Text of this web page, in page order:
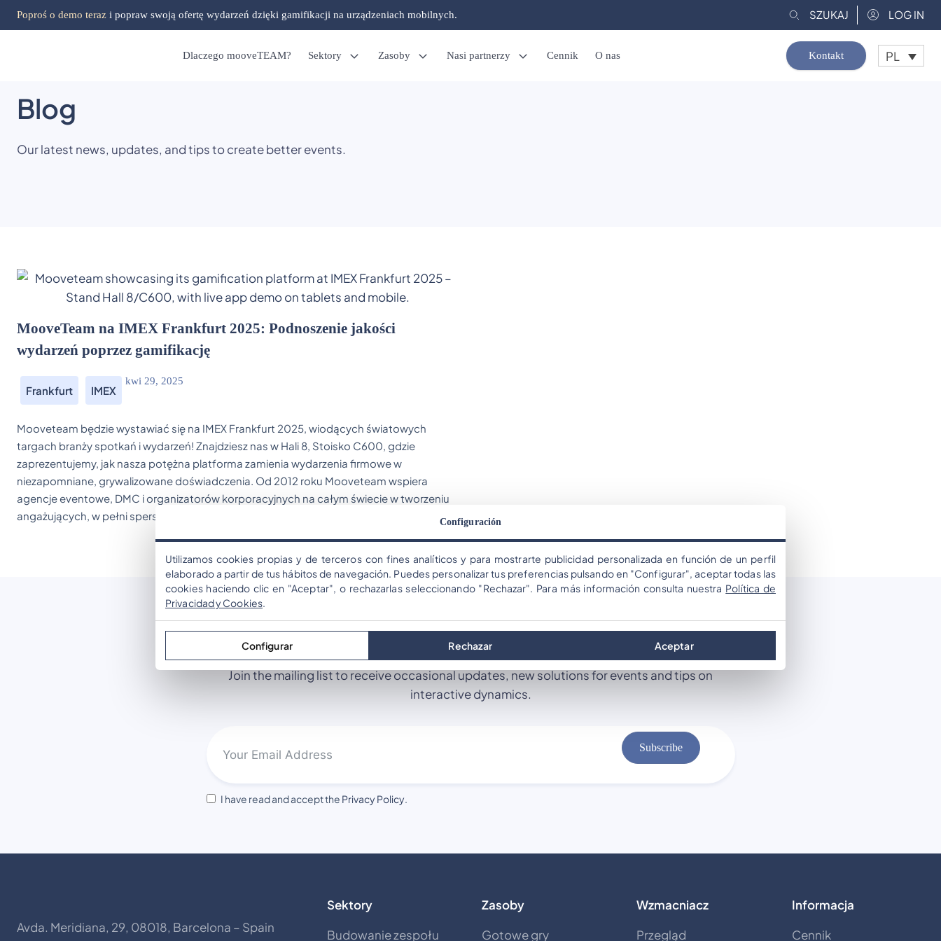
Poproś o demo teraz i popraw swoją ofertę wydarzeń dzięki gamifikacji na urządzeniach mobilnych. SZUKAJ LOG IN
Dlaczego mooveTEAM? Sektory Zasoby Nasi partnerzy Cennik O nas Kontakt PL
Blog
Our latest news, updates, and tips to create better events.
MooveTeam na IMEX Frankfurt 2025: Podnoszenie jakości
wydarzeń poprzez gamifikację
Frankfurt IMEX
kwi 29, 2025
Mooveteam będzie wystawiać się na IMEX Frankfurt 2025, wiodących światowych
targach branży spotkań i wydarzeń! Znajdziesz nas w Hali 8, Stoisko C600, gdzie
zaprezentujemy, jak nasza potężna platforma zamienia wydarzenia firmowe w
niezapomniane, grywalizowane doświadczenia. Od 2012 roku Mooveteam wspiera
agencje eventowe, DMC i organizatorów korporacyjnych na całym świecie w tworzeniu
angażujących, w pełni spersonalizowanych […]
Subscribeour newsletter
Join the mailing list to receive occasional updates, new solutions for events and tips on
interactive dynamics.
Subscribe
I have read and accept the Privacy Policy.
Avda. Meridiana, 29, 08018, Barcelona – Spain
Sektory
Budowanie zespołu
Zasoby
Gotowe gry
Wzmacniacz
Przegląd
Informacja
Cennik
Configuración
Utilizamos cookies propias y de terceros con fines analíticos y para mostrarte publicidad personalizada en función de un perfil
elaborado a partir de tus hábitos de navegación. Puedes personalizar tus preferencias pulsando en "Configurar", aceptar todas las
cookies haciendo clic en "Aceptar", o rechazarlas seleccionando "Rechazar". Para más información consulta nuestra Política de
Privacidad y Cookies.
Configurar Rechazar Aceptar